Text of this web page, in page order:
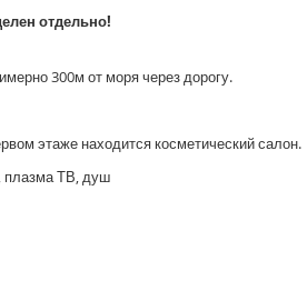
отдельно!
300м от моря через дорогу.
этаже находится косметический салон.
плазма ТВ, душ